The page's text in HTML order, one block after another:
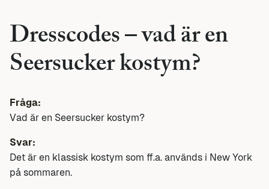
Dresscodes – vad är en
Seersucker kostym?
Fråga:
Vad är en Seersucker kostym?
Svar:
Det är en klassisk kostym som ff.a. används i New York
på sommaren.